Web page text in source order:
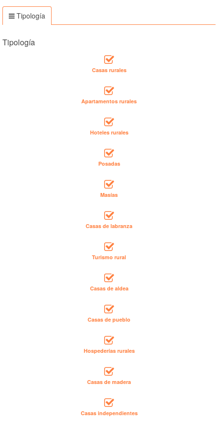
Tipología
Tipología
Casas rurales
Apartamentos rurales
Hoteles rurales
Posadas
Masías
Casas de labranza
Turismo rural
Casas de aldea
Casas de pueblo
Hospederías rurales
Casas de madera
Casas independientes